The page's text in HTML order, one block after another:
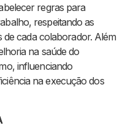
regras para
respeitando as
de cada colaborador. Além
na saúde do
influenciando
na execução dos